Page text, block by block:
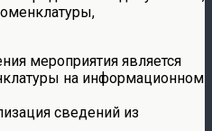
мероприятия является
на информационном
сведений из